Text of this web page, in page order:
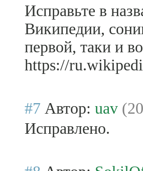
Исправьте в
Википедии,
первой, таки и
https://
#7 Автор: uav
Исправлено.